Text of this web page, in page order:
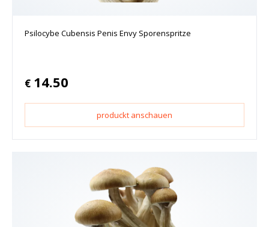
Psilocybe Cubensis Penis Envy Sporenspritze
€ 14.50
produckt anschauen